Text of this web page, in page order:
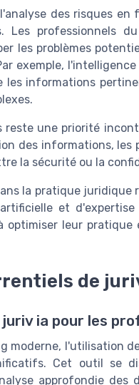
des risques
Les professionnels
les problèmes
exemple,
informations
reste une priorité
des informations,
la sécurité ou la
la pratique
et
optimiser leur
de
ia pour les
moderne, l'utilisation
Cet outil se
approfondie